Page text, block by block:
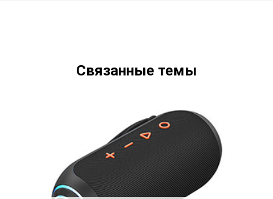
Связанные темы